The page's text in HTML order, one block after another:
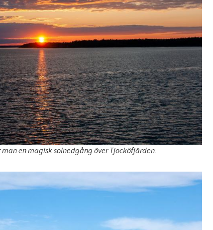
en magisk solnedgång över Tjocköfjärden.